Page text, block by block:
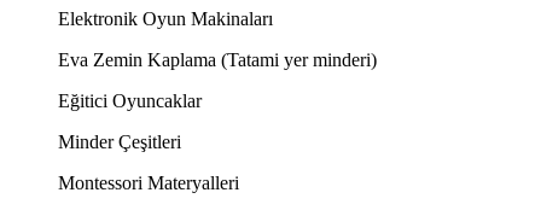
Elektronik Oyun Makinaları
Eva Zemin Kaplama (Tatami yer minderi)
Eğitici Oyuncaklar
Minder Çeşitleri
Montessori Materyalleri